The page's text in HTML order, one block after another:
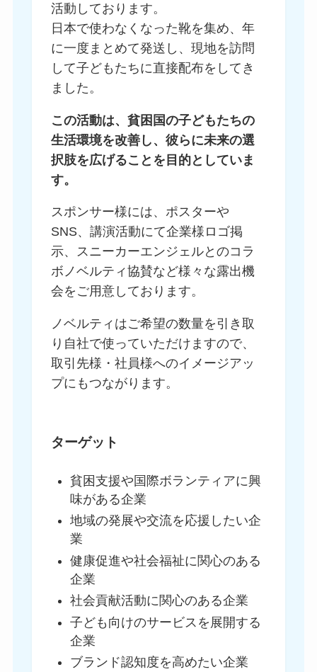
活動しております。
日本で使わなくなった靴を集め、年
に一度まとめて発送し、現地を訪問
して子どもたちに直接配布をしてき
ました。
この活動は、貧困国の子どもたちの
生活環境を改善し、彼らに未来の選
択肢を広げることを目的としていま
す。
スポンサー様には、ポスターや
SNS、講演活動にて企業様ロゴ掲
示、スニーカーエンジェルとのコラ
ボノベルティ協賛など様々な露出機
会をご用意しております。
ノベルティはご希望の数量を引き取
り自社で使っていただけますので、
取引先様・社員様へのイメージアッ
プにもつながります。
ターゲット
貧困支援や国際ボランティアに興
味がある企業
地域の発展や交流を応援したい企
業
健康促進や社会福祉に関心のある
企業
社会貢献活動に関心のある企業
子ども向けのサービスを展開する
企業
ブランド認知度を高めたい企業